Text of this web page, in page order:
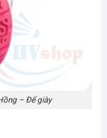
– Đế giày